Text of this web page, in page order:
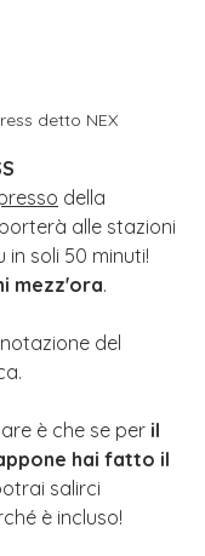
detto NEX
della
alle stazioni
in soli 50 minuti!
mezz'ora.
del
è che se per il
hai fatto il
salirci
è incluso!